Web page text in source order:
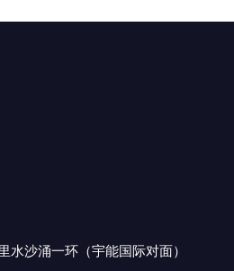
水沙涌一环（宇能国际对面）